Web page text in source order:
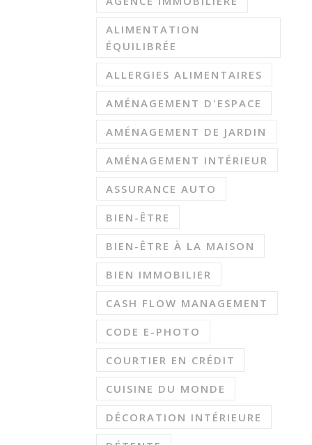
ALIMENTATION
ÉQUILIBRÉE
ALLERGIES ALIMENTAIRES
AMÉNAGEMENT D'ESPACE
AMÉNAGEMENT DE JARDIN
AMÉNAGEMENT INTÉRIEUR
ASSURANCE AUTO
BIEN-ÊTRE
BIEN-ÊTRE À LA MAISON
BIEN IMMOBILIER
CASH FLOW MANAGEMENT
CODE E-PHOTO
COURTIER EN CRÉDIT
CUISINE DU MONDE
DÉCORATION INTÉRIEURE